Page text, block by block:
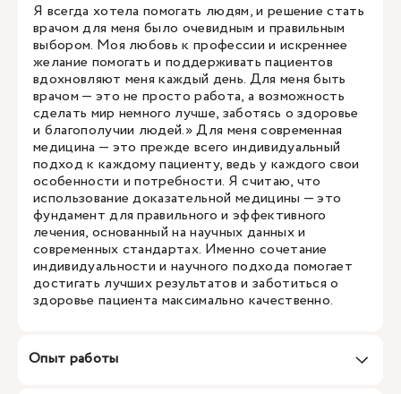
Я всегда хотела помогать людям, и решение стать
врачом для меня было очевидным и правильным
выбором. Моя любовь к профессии и искреннее
желание помогать и поддерживать пациентов
вдохновляют меня каждый день. Для меня быть
врачом — это не просто работа, а возможность
сделать мир немного лучше, заботясь о здоровье
и благополучии людей.» Для меня современная
медицина — это прежде всего индивидуальный
подход к каждому пациенту, ведь у каждого свои
особенности и потребности. Я считаю, что
использование доказательной медицины — это
фундамент для правильного и эффективного
лечения, основанный на научных данных и
современных стандартах. Именно сочетание
индивидуальности и научного подхода помогает
достигать лучших результатов и заботиться о
здоровье пациента максимально качественно.
Опыт работы